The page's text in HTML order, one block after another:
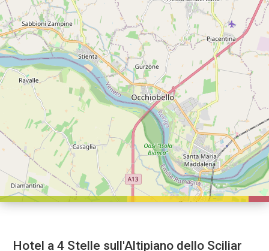
Hotel a 4 Stelle sull'Altipiano dello Sciliar